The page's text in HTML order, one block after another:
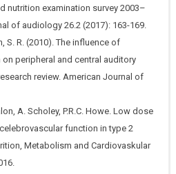
nutrition examination survey 2003–
of audiology 26.2 (2017): 163-169.
S. R. (2010). The influence of
peripheral and central auditory
review. American Journal of
A. Scholey, P.R.C. Howe. Low dose
function in type 2
Metabolism and Cardiovaskular